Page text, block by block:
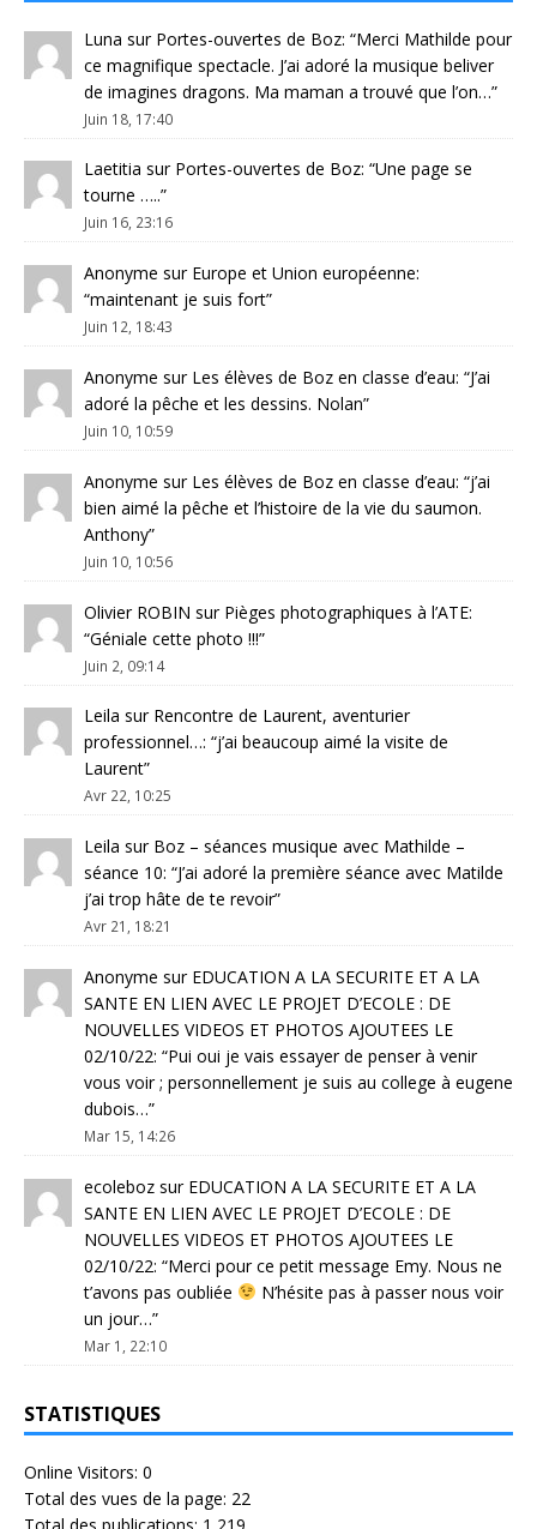
Luna sur Portes-ouvertes de Boz: “Merci Mathilde pour
ce magnifique spectacle. J’ai adoré la musique beliver
de imagines dragons. Ma maman a trouvé que l’on…”
Juin 18, 17:40
Laetitia sur Portes-ouvertes de Boz: “Une page se
tourne …..”
Juin 16, 23:16
Anonyme sur Europe et Union européenne:
“maintenant je suis fort”
Juin 12, 18:43
Anonyme sur Les élèves de Boz en classe d’eau: “J’ai
adoré la pêche et les dessins. Nolan”
Juin 10, 10:59
Anonyme sur Les élèves de Boz en classe d’eau: “j’ai
bien aimé la pêche et l’histoire de la vie du saumon.
Anthony”
Juin 10, 10:56
Olivier ROBIN sur Pièges photographiques à l’ATE:
“Géniale cette photo !!!”
Juin 2, 09:14
Leila sur Rencontre de Laurent, aventurier
professionnel…: “j’ai beaucoup aimé la visite de
Laurent”
Avr 22, 10:25
Leila sur Boz – séances musique avec Mathilde –
séance 10: “J’ai adoré la première séance avec Matilde
j’ai trop hâte de te revoir”
Avr 21, 18:21
Anonyme sur EDUCATION A LA SECURITE ET A LA
SANTE EN LIEN AVEC LE PROJET D’ECOLE : DE
NOUVELLES VIDEOS ET PHOTOS AJOUTEES LE
02/10/22: “Pui oui je vais essayer de penser à venir
vous voir ; personnellement je suis au college à eugene
dubois…”
Mar 15, 14:26
ecoleboz sur EDUCATION A LA SECURITE ET A LA
SANTE EN LIEN AVEC LE PROJET D’ECOLE : DE
NOUVELLES VIDEOS ET PHOTOS AJOUTEES LE
02/10/22: “Merci pour ce petit message Emy. Nous ne
t’avons pas oubliée
N’hésite pas à passer nous voir
un jour…”
Mar 1, 22:10
STATISTIQUES
Online Visitors: 0
Total des vues de la page: 22
Total des publications: 1 219